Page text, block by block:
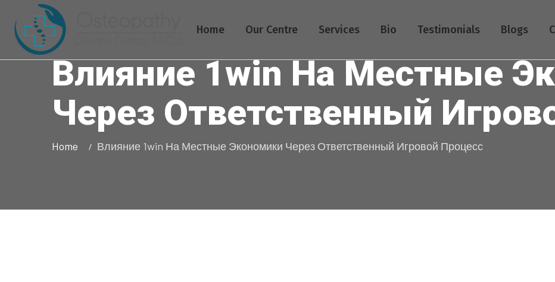
Home Our Centre Services Bio Testimonials Blogs
Влияние 1win На Местные
Через Ответственный
Home Влияние 1win На Местные Экономики Через Ответственный Игровой Процесс